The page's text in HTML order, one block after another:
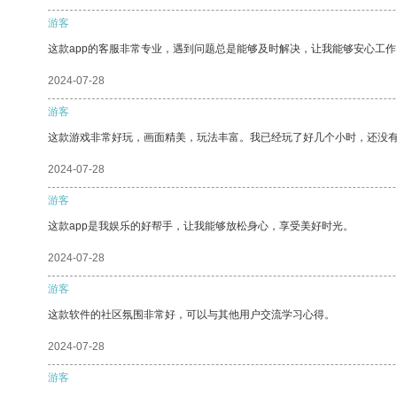
游客
这款app的客服非常专业，遇到问题总是能够及时解决，让我能够安心工作
2024-07-28
游客
这款游戏非常好玩，画面精美，玩法丰富。我已经玩了好几个小时，还没有
2024-07-28
游客
这款app是我娱乐的好帮手，让我能够放松身心，享受美好时光。
2024-07-28
游客
这款软件的社区氛围非常好，可以与其他用户交流学习心得。
2024-07-28
游客